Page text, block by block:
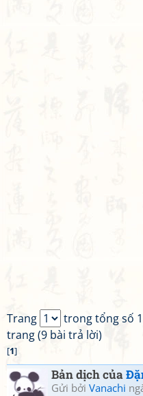
Trang
trong tổng số 1
trang (9 bài trả lời)
[1]
Bản dịch của
Gửi bởi Vanachi